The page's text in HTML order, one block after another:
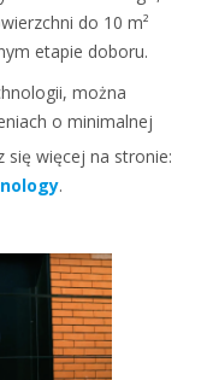
do 10 m²
etapie doboru.
można
o minimalnej
się więcej na stronie:
.